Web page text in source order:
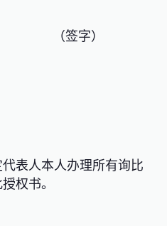
（签字）
：
表人本人办理所有询比
权书。